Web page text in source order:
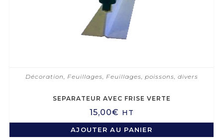
Décoration Feuillages Feuillages, poissons, divers
SEPARATEUR AVEC FRISE VERTE
15,00€ HT
AJOUTER AU PANIER